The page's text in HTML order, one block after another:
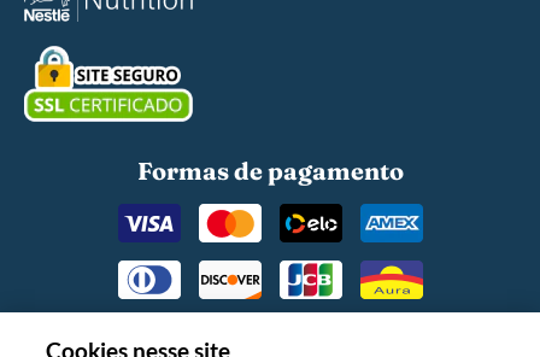
Formas de pagamento
Cookies nesse site